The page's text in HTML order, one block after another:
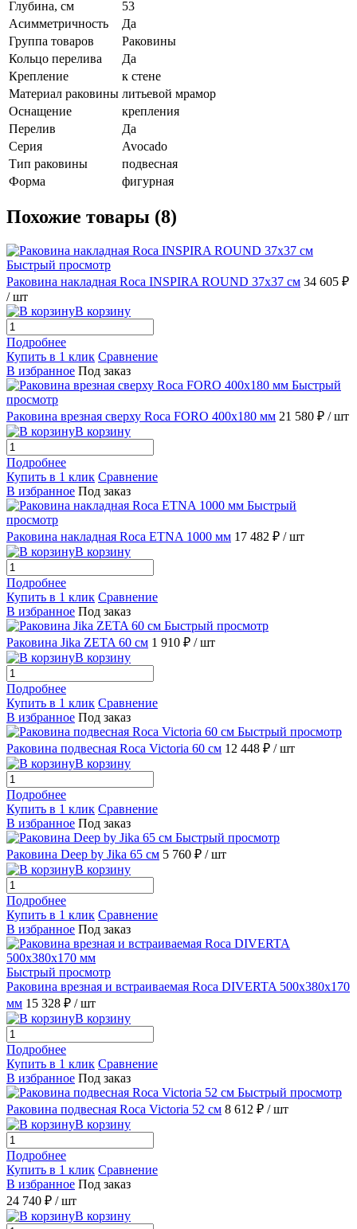
Глубина, см
53
Асимметричность
Да
Группа товаров
Раковины
Кольцо перелива
Да
Крепление
к стене
Материал раковины литьевой мрамор
Оснащение
крепления
Перелив
Да
Серия
Avocado
Тип раковины
подвесная
Форма
фигурная
Похожие товары (8)
Быстрый просмотр
Раковина накладная Roca INSPIRA ROUND 37х37 см 34 605 ₽
/ шт
В корзину
Подробнее
Купить в 1 клик Сравнение
В избранное Под заказ
Быстрый
просмотр
Раковина врезная сверху Roca FORO 400х180 мм 21 580 ₽ / шт
В корзину
Подробнее
Купить в 1 клик Сравнение
В избранное Под заказ
Быстрый
просмотр
Раковина накладная Roca ETNA 1000 мм 17 482 ₽ / шт
В корзину
Подробнее
Купить в 1 клик Сравнение
В избранное Под заказ
Быстрый просмотр
Раковина Jika ZETA 60 см 1 910 ₽ / шт
В корзину
Подробнее
Купить в 1 клик Сравнение
В избранное Под заказ
Быстрый просмотр
Раковина подвесная Roca Victoria 60 см 12 448 ₽ / шт
В корзину
Подробнее
Купить в 1 клик Сравнение
В избранное Под заказ
Быстрый просмотр
Раковина Deep by Jika 65 см 5 760 ₽ / шт
В корзину
Подробнее
Купить в 1 клик Сравнение
В избранное Под заказ
Быстрый просмотр
Раковина врезная и встраиваемая Roca DIVERTA 500х380х170
мм 15 328 ₽ / шт
В корзину
Подробнее
Купить в 1 клик Сравнение
В избранное Под заказ
Быстрый просмотр
Раковина подвесная Roca Victoria 52 см 8 612 ₽ / шт
В корзину
Подробнее
Купить в 1 клик Сравнение
В избранное Под заказ
24 740 ₽ / шт
В корзину